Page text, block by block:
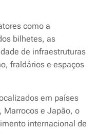
como a
bilhetes, as
de infraestruturas
fraldários e espaços
em países
Marrocos e Japão, o
internacional de